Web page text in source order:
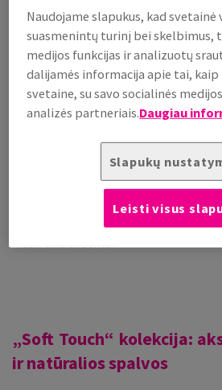
Lipnių dekoravimo plėvelių „Coala
naujiena „Soft Touch” – tai ypatingai
malonaus liesti paviršiaus, 11
Kad ir kokio stiliaus interjerą kuriate,
puikiai derės, o galbūt net taps jūsų
išskirtiniu akcentu.
„Soft Touch“ kolekcija:
ir natūralios spalvos
Naudojame slapukus, kad
suasmenintų turinį bei skelbimus,
medijos funkcijas ir analizuotų
dalijamės informacija apie tai, kaip
svetaine, su savo socialinės
analizės partneriais.Daugiau
Slapukų
Leisti visus